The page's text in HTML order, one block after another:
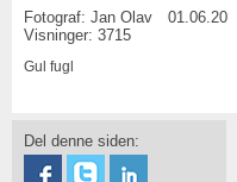
Fotograf: Jan Olav
01.06.2015
Visninger: 3715
Gul fugl
Del denne siden: